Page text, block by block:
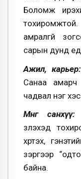
Боломж
амралгүй
сарын дунд
Ажил, карьер:
Санаа амарч
чадвал нэг
Мөнгө санхүү:
үзүүлэхэд
хүртэх,
зэргээр
байна.